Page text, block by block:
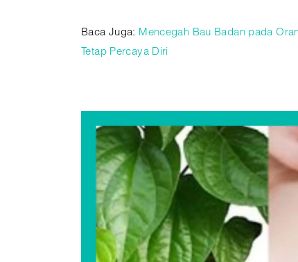
Baca Juga: Mencegah Bau Badan pada
Tetap Percaya Diri